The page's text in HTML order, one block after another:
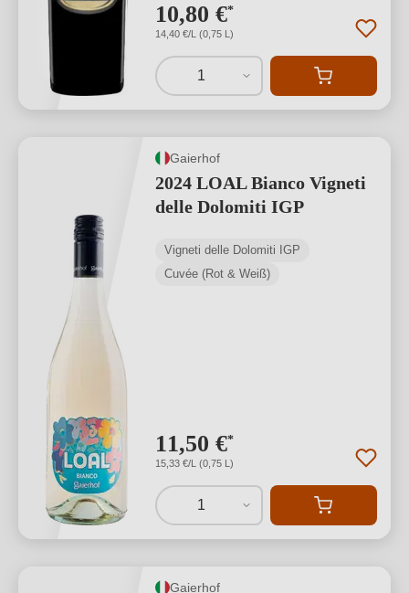
10,80 €*
14,40 €/L (0,75 L)
1
Gaierhof
2024 LOAL Bianco Vigneti
delle Dolomiti IGP
Vigneti delle Dolomiti IGP
Cuvée (Rot & Weiß)
11,50 €*
15,33 €/L (0,75 L)
1
Gaierhof